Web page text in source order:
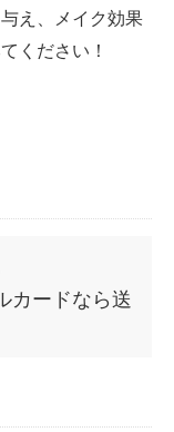
え、メイク効果
ください！
カードなら送